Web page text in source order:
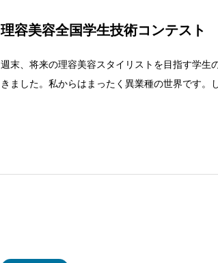
理容美容全国学生技術コンテスト
週末、将来の理容美容スタイリストを目指す学生
きました。私からはまったく異業種の世界です。